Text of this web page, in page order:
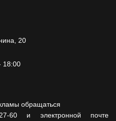
20
18:00
обращаться
и электронной почте